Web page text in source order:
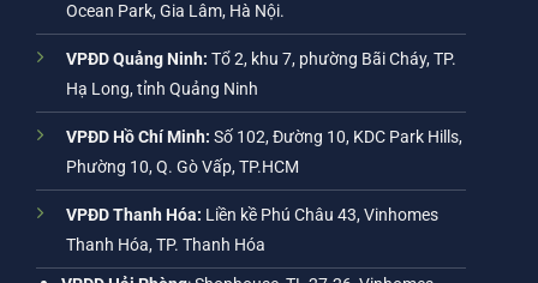
Ocean Park, Gia Lâm, Hà Nội.
VPĐD Quảng Ninh: Tổ 2, khu 7, phường Bãi Cháy, TP.
Hạ Long, tỉnh Quảng Ninh
VPĐD Hồ Chí Minh: Số 102, Đường 10, KDC Park Hills,
Phường 10, Q. Gò Vấp, TP.HCM
VPĐD Thanh Hóa: Liền kề Phú Châu 43, Vinhomes
Thanh Hóa, TP. Thanh Hóa